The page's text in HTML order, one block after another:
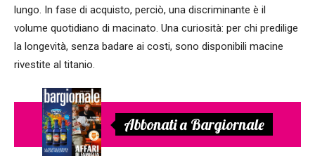
lungo. In fase di acquisto, perciò, una discriminante è il
volume quotidiano di macinato. Una curiosità: per chi predilige
la longevità, senza badare ai costi, sono disponibili macine
rivestite al titanio.
Abbonati a Bargiornale